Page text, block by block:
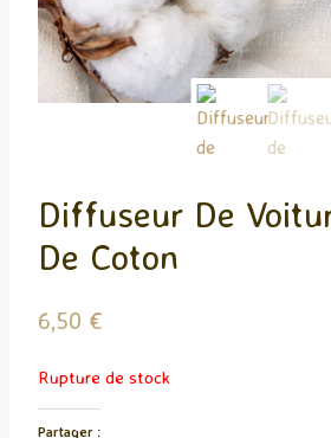
Diffuseur De
De Coton
6,50 €
Rupture de stock
Partager :